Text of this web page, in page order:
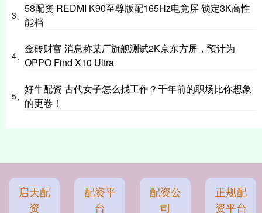
3、
58配资 REDMI K90至尊版配165Hz电竞屏 锁定3K高性
能档
4、
金砖财富 消息称某厂旗舰测试2K京东方屏，预计为
OPPO Find X10 Ultra
5、
好牛配资 古代女子怎么找工作？千年前的职场比你想象
的更卷！
启天配
资
配资平
台
配资公
司
正规配
资平台